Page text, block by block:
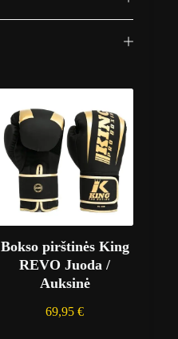
Bokso pirštinės King
REVO Juoda /
Auksinė
69,95€